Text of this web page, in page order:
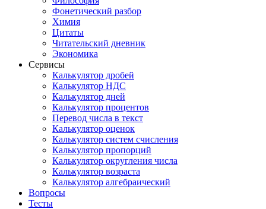
Фонетический разбор
Химия
Цитаты
Читательский дневник
Экономика
Сервисы
Калькулятор дробей
Калькулятор НДС
Калькулятор дней
Калькулятор процентов
Перевод числа в текст
Калькулятор оценок
Калькулятор систем счисления
Калькулятор пропорций
Калькулятор округления числа
Калькулятор возраста
Калькулятор алгебраический
Вопросы
Тесты